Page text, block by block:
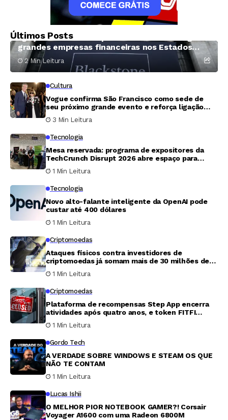
Últimos Posts
Tecnologia
Google revela que hackers estão usando
ligações telefônicas para invadir e chantagear
grandes empresas financeiras nos Estados
Unidos
2 Min Leitura
Cultura
Vogue confirma São Francisco como sede de
seu próximo grande evento e reforça ligação
3 Min Leitura
Tecnologia
Mesa reservada: programa de expositores da
TechCrunch Disrupt 2026 abre espaço para
1 Min Leitura
Tecnologia
Novo alto-falante inteligente da OpenAI pode
custar até 400 dólares
1 Min Leitura
Criptomoedas
Ataques físicos contra investidores de
criptomoedas já somam mais de 30 milhões de
1 Min Leitura
Criptomoedas
Plataforma de recompensas Step App encerra
atividades após quatro anos, e token FITFI
1 Min Leitura
Gordo Tech
A VERDADE SOBRE WINDOWS E STEAM OS QUE
NÃO TE CONTAM
1 Min Leitura
Lucas Ishii
O MELHOR PIOR NOTEBOOK GAMER?! Corsair
Voyager A1600 com uma Radeon 6800M